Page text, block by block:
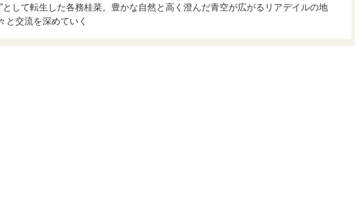
として転生した各務桂菜。豊かな自然と高く澄んだ青空が広がるリアデイルの地
と交流を深めていく